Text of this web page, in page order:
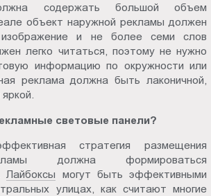
содержать большой объем
объект наружной рекламы должен
и не более семи слов
легко читаться, поэтому не нужно
информацию по окружности или
реклама должна быть лаконичной,
световые панели?
стратегия размещения
должна формироваться
Лайбоксы могут быть эффективными
улицах, как считают многие